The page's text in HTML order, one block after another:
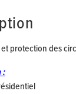
protection des
: